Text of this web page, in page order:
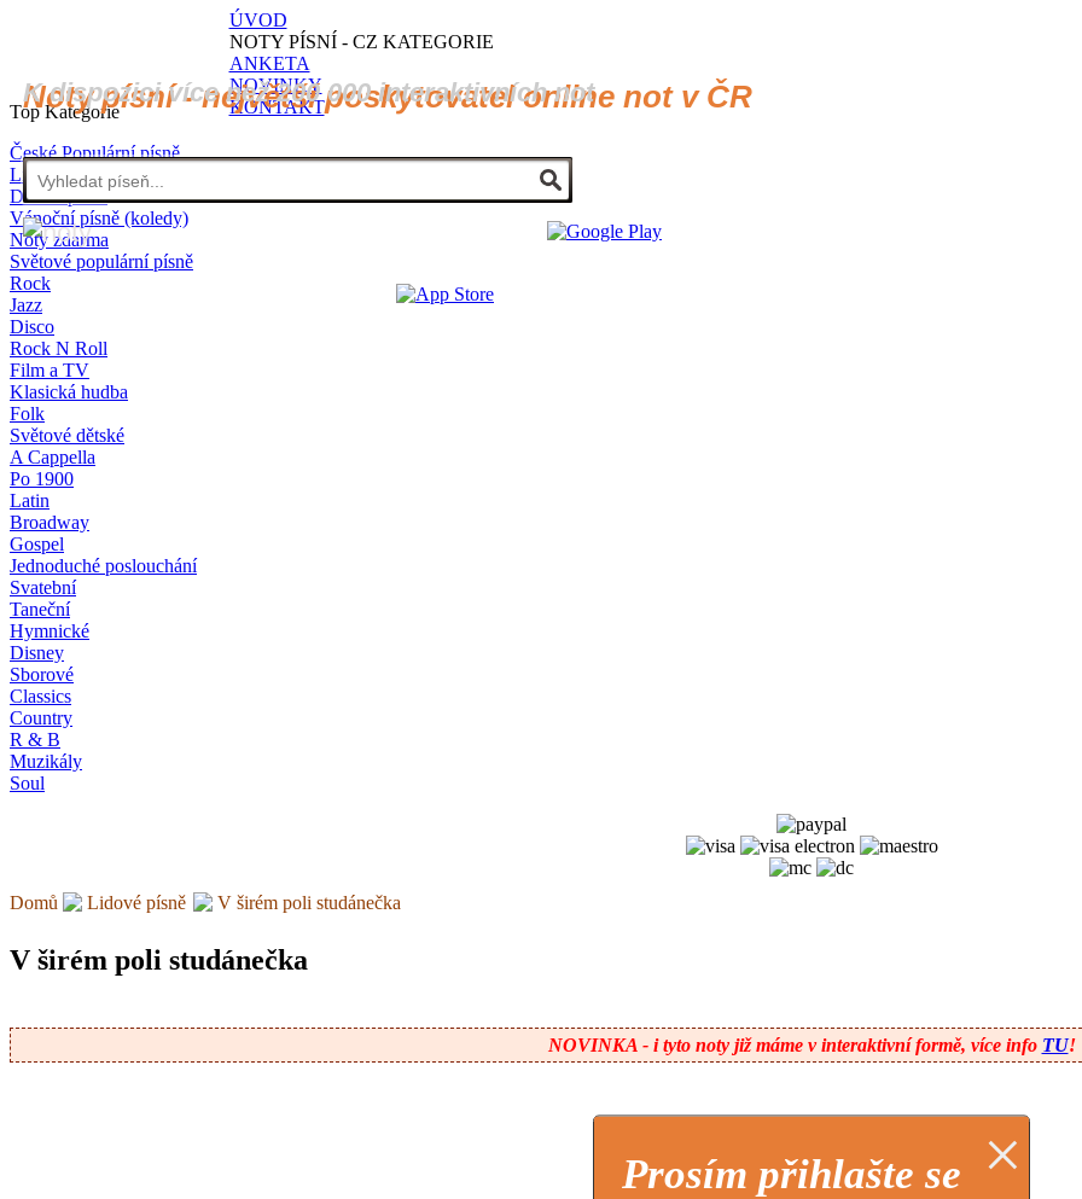
ÚVOD
NOTY PÍSNÍ - CZ KATEGORIE
ANKETA
NOVINKY
KONTAKT
Noty písní - největší poskytovatel online not v ČR
K dispozici více než 200 000 interaktivních not
Top Kategorie
České Populární písně
Lidové písně
Dětské písně
Vánoční písně (koledy)
Noty zdarma
Světové populární písně
Rock
Jazz
Disco
Rock N Roll
Film a TV
Klasická hudba
Folk
Světové dětské
A Cappella
Po 1900
Latin
Broadway
Gospel
Jednoduché poslouchání
Svatební
Taneční
Hymnické
Disney
Sborové
Classics
Country
R & B
Muzikály
Soul
Domů Lidové písně V širém poli studánečka
V širém poli studánečka
NOVINKA - i tyto noty již máme v interaktivní formě, více info TU!
Prosím přihlašte se ×